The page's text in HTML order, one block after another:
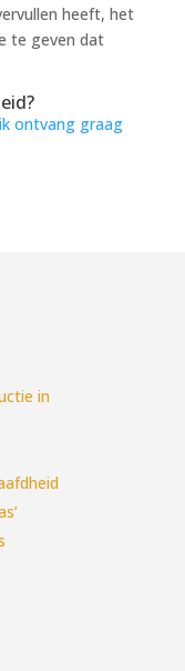
heeft, het
te geven dat
ontvang graag
in